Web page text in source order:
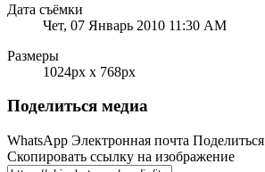
Дата съёмки
Чет, 07 Январь 2010 11:30 AM
Размеры
1024px x 768px
Поделиться медиа
WhatsApp Электронная почта Поделиться
Скопировать ссылку на изображение